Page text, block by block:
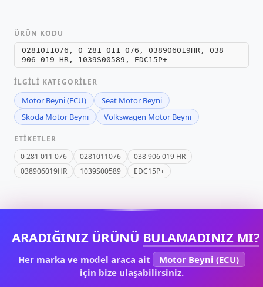
ÜRÜN KODU
0281011076, 0 281 011 076, 038906019HR, 038
906 019 HR, 1039S00589, EDC15P+
İLGILI KATEGORILER
Motor Beyni (ECU)
Seat Motor Beyni
Skoda Motor Beyni
Volkswagen Motor Beyni
ETIKETLER
0 281 011 076
0281011076
038 906 019 HR
038906019HR
1039S00589 EDC15P+
ARADIĞINIZ ÜRÜNÜ BULAMADINIZ MI?
Her marka ve model araca ait
Motor Beyni (ECU)
için bize ulaşabilirsiniz.